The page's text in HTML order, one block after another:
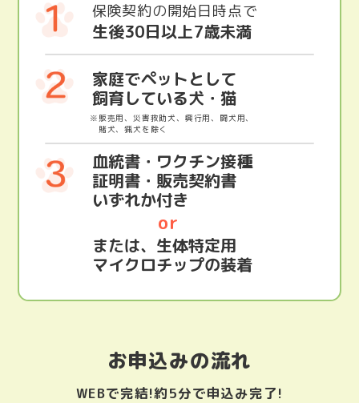
保険契約の開始日時点で
生後30日以上7歳未満
家庭でペットとして
飼育している犬・猫
※販売用、災害救助犬、興行用、闘犬用、
賭犬、猟犬を除く
血統書・ワクチン接種
証明書・販売契約書
いずれか付き
or
または、生体特定用
マイクロチップの装着
お申込みの流れ
WEBで完結!約5分で申込み完了!